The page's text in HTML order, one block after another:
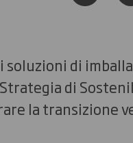
di
di
la transizione